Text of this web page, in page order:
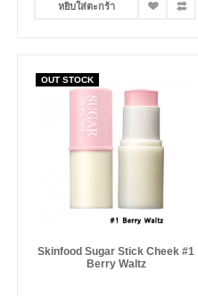
หยิบใส่ตะกร้า
OUT STOCK
Skinfood Sugar Stick Cheek #1
Berry Waltz